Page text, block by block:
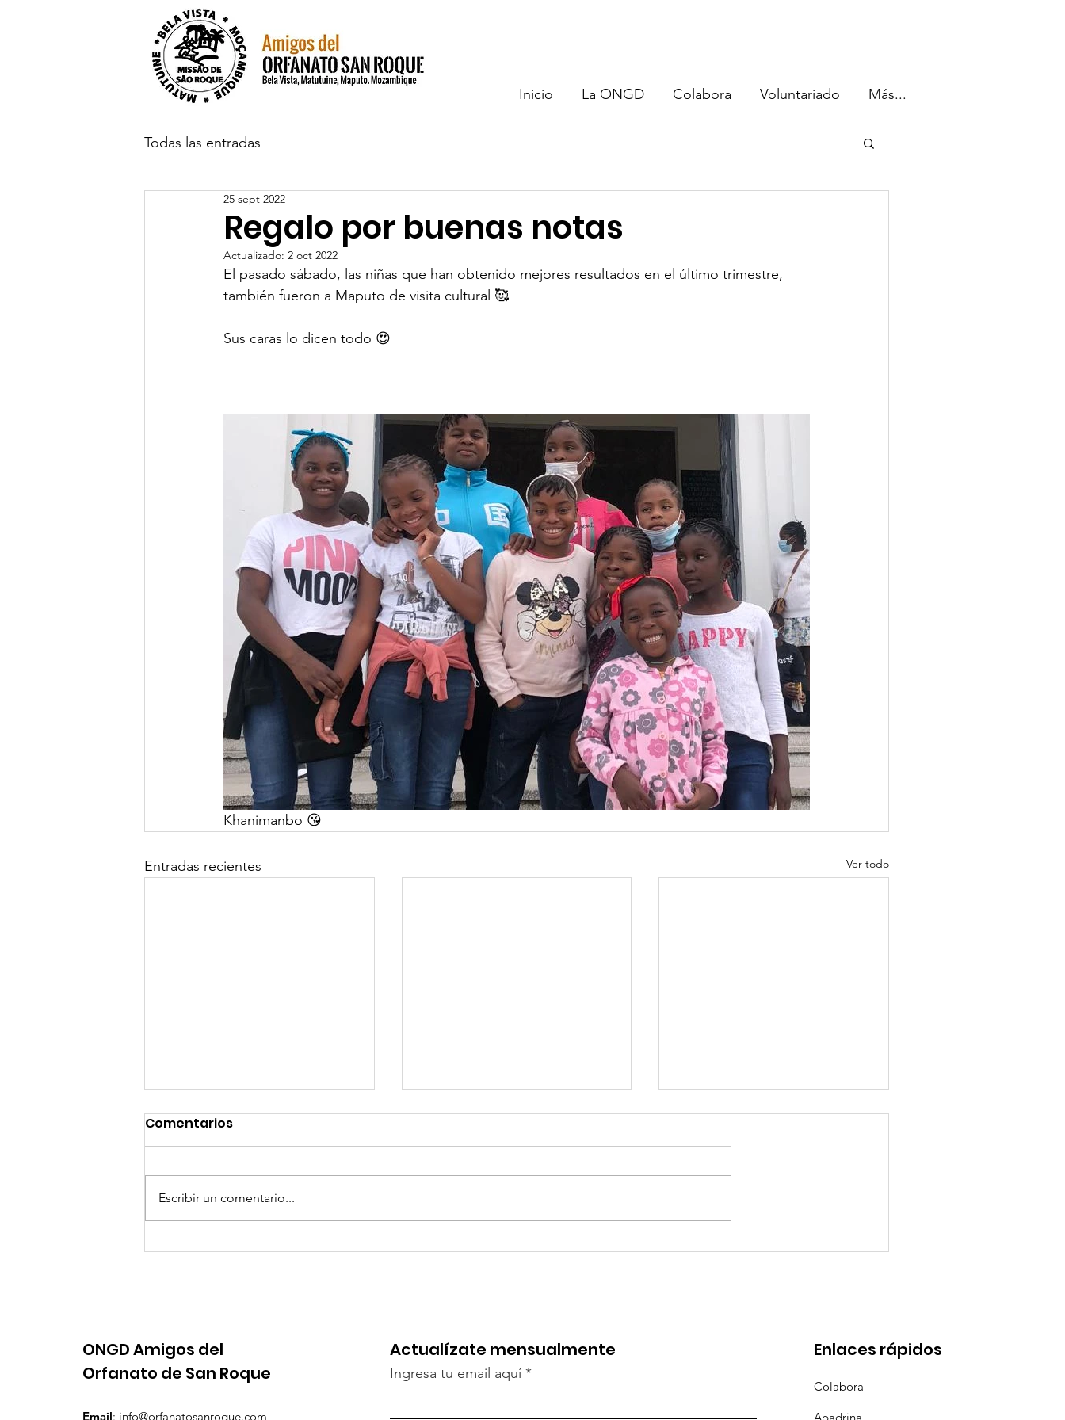
Inicio La ONGD Colabora Voluntariado Más...
Todas las entradas
Regalo por buenas notas
25 sept 2022
Actualizado: 2 oct 2022
El pasado sábado, las niñas que han obtenido mejores resultados en el último trimestre,
también fueron a Maputo de visita cultural 🥰
Sus caras lo dicen todo 😍
Khanimanbo 😘
Entradas recientes Ver todo
II Americana de Padel
Memoria AOSR 2022
Adjuntamos la memoria de la
A veces suceden cosas
Comentarios
Escribir un comentario...
ONGD Amigos del
Orfanato de San Roque
Email: info@orfanatosanroque.com
Actualízate mensualmente
Ingresa tu email aquí
Enlaces rápidos
Colabora